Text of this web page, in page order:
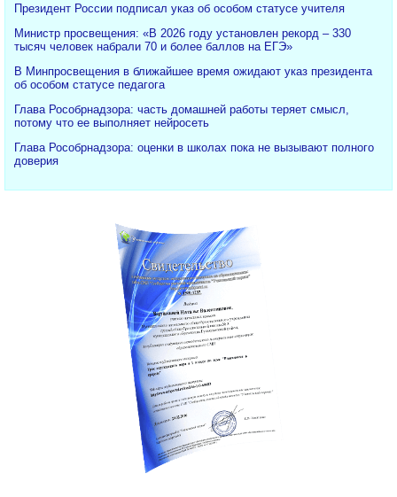
Президент России подписал указ об особом статусе учителя
Министр просвещения: «В 2026 году установлен рекорд – 330
тысяч человек набрали 70 и более баллов на ЕГЭ»
В Минпросвещения в ближайшее время ожидают указ президента
об особом статусе педагога
Глава Рособрнадзора: часть домашней работы теряет смысл,
потому что ее выполняет нейросеть
Глава Рособрнадзора: оценки в школах пока не вызывают полного
доверия